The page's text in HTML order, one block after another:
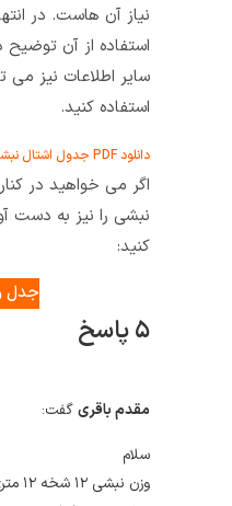
نیاز آن هاست. در انتهای مطلب
استفاده از آن توضیح داده شد.
سایر اطلاعات نیز می توانید از
استفاده کنید.
اگر می خواهید در کنار جدول
نبشی را نیز به دست آورید؛
جدل وزن نبشی
مقدم باقریگفت:
وزن نبشی ۱۲ شخه ۱۲ متری